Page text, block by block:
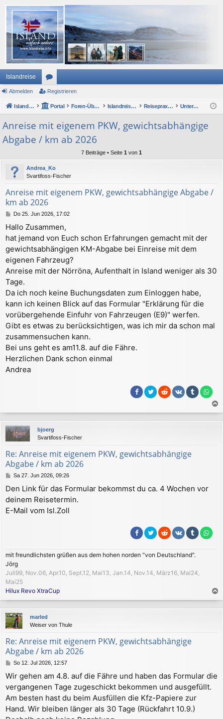
Islandreise
or
en
Abmelden Registrieren
Islandreise Portal Foren-Übersicht Islandreise Forum Reisepraxis - Urlaub in Island Unterwegs mit Auto oder Wohnmobil
Anreise mit eigenem PKW, gewichtsabhängige
Abgabe / km ab 2026
7 Beiträge • Seite 1 von 1
Andrea_Ko
Svartifoss-Fischer
Anreise mit eigenem PKW, gewichtsabhängige Abgabe /
km ab 2026
B
i
t
a
g
Do 25. Jun 2026, 17:02
Hallo Zusammen,
hat jemand von Euch schon Erfahrungen gemacht mit der
gewichtsabhängigen KM-Abgabe bei Einreise mit dem
eigenen Fahrzeug?
Anreise mit der Nörröna, Aufenthalt in Island weniger als 30
Tage.
Da ich noch keine Buchungsdaten zum Einloggen habe,
kann ich keinen Blick auf das Formular "Erklärung für die
vorübergehende Einfuhr von Fahrzeugen (E9)" werfen.
Gibt es etwas zu berücksichtigen, was ich mir da schon mal
zusammensuchen kann.
Bei uns geht es am11.8. auf die Fähre.
Herzlichen Dank schon einmal
Andrea
a
c
bjoerg
Svartifoss-Fischer
Re: Anreise mit eigenem PKW, gewichtsabhängige
Abgabe / km ab 2026
B
i
t
a
Sa 27. Jun 2026, 09:26
Den Link für das Formular bekommst du ca. 4 Wochen vor
deinem Reisetermin.
E-Mail vom Isl.Zoll
mit freundlichsten grüßen aus dem hohen norden "von Deutschland".
Jörg
Juli99, Nov.06, Apr.10, Sept.12, Mai13, Jan.14, Nov.14, März16, Mai24,
Mai25
Hilux Revo XtraCup
a
c
marled
Weiser von Thule
Re: Anreise mit eigenem PKW, gewichtsabhängige
Abgabe / km ab 2026
B
i
t
a
g
So 12. Jul 2026, 12:57
Wir gehen am 4.8. auf die Fähre und haben das Formular die
vergangenen Tage zugeschickt bekommen und ausgefüllt.
Am besten hast du beim Ausfüllen die Kfz-Papiere zur
Hand. Wir bleiben länger als 30 Tage (Rückfahrt 10.9.)